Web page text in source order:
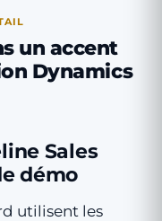
un accent
Dynamics
Sales
démo
utilisent les